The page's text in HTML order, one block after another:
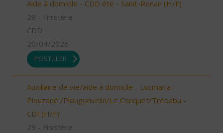
Aide à domicile - CDD été - Saint-Renan (H/F)
29 - Finistère
CDD
20/04/2026
POSTULER
Auxiliaire de vie/aide à domicile - Locmaria-
Plouzané /Plougonvelin/Le Conquet/Trébabu -
CDI (H/F)
29 - Finistère